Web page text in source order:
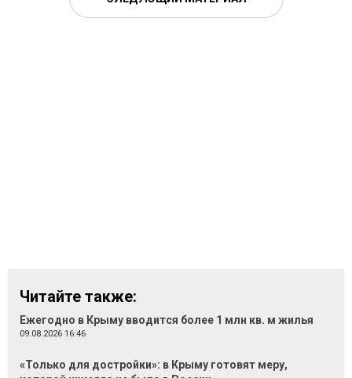
Читайте также:
Ежегодно в Крыму вводится более 1 млн кв. м жилья
09.08.2026 16:46
«Только для достройки»: в Крыму готовят меру,